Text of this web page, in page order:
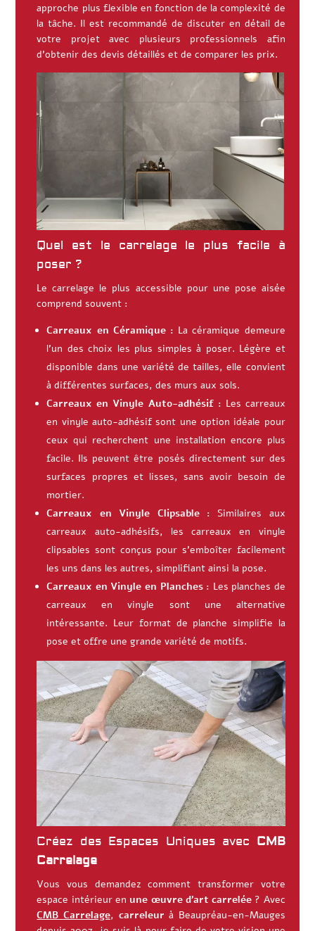
approche plus flexible en fonction de la complexité de
la tâche. Il est recommandé de discuter en détail de
votre projet avec plusieurs professionnels afin
d’obtenir des devis détaillés et de comparer les prix.
Quel est le carrelage le plus facile à
poser ?
Le carrelage le plus accessible pour une pose aisée
comprend souvent :
Carreaux en Céramique : La céramique demeure
l’un des choix les plus simples à poser. Légère et
disponible dans une variété de tailles, elle convient
à différentes surfaces, des murs aux sols.
Carreaux en Vinyle Auto-adhésif : Les carreaux
en vinyle auto-adhésif sont une option idéale pour
ceux qui recherchent une installation encore plus
facile. Ils peuvent être posés directement sur des
surfaces propres et lisses, sans avoir besoin de
mortier.
Carreaux en Vinyle Clipsable : Similaires aux
carreaux auto-adhésifs, les carreaux en vinyle
clipsables sont conçus pour s’emboîter facilement
les uns dans les autres, simplifiant ainsi la pose.
Carreaux en Vinyle en Planches : Les planches de
carreaux en vinyle sont une alternative
intéressante. Leur format de planche simplifie la
pose et offre une grande variété de motifs.
Créez des Espaces Uniques avec CMB
Carrelage
Vous vous demandez comment transformer votre
espace intérieur en une œuvre d’art carrelée ? Avec
CMB Carrelage, carreleur à Beaupréau-en-Mauges